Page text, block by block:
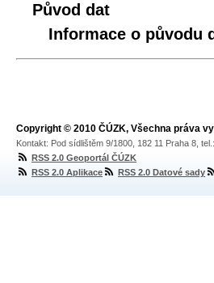
Původ dat
Informace o původu
Copyright © 2010 ČÚZK, Všechna práva
Kontakt: Pod sídlištěm 9/1800, 182 11 Praha 8,
RSS 2.0 Geoportál ČÚZK
RSS 2.0 Aplikace
RSS 2.0 Datové sady